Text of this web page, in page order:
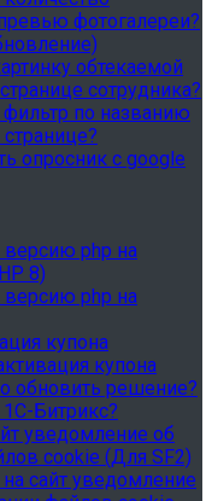
фотогалереи?
обтекаемой
сотрудника?
по названию
опросник с google
php на
8)
php на
купона
купона
обновить решение?
Битрикс?
уведомление об
cookie (Для SF2)
сайт уведомление